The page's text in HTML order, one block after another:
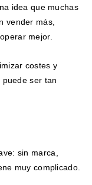
idea que muchas
vender más,
mejor.
costes y
ser tan
sin marca,
muy complicado.